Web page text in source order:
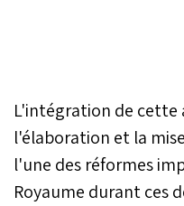
L'intégration de cette
l'élaboration et la
l'une des réformes
Royaume durant ces